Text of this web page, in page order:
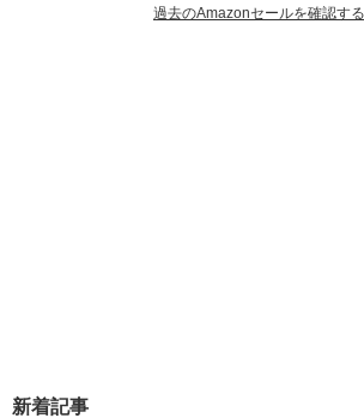
過去のAmazonセールを確認す
新着記事